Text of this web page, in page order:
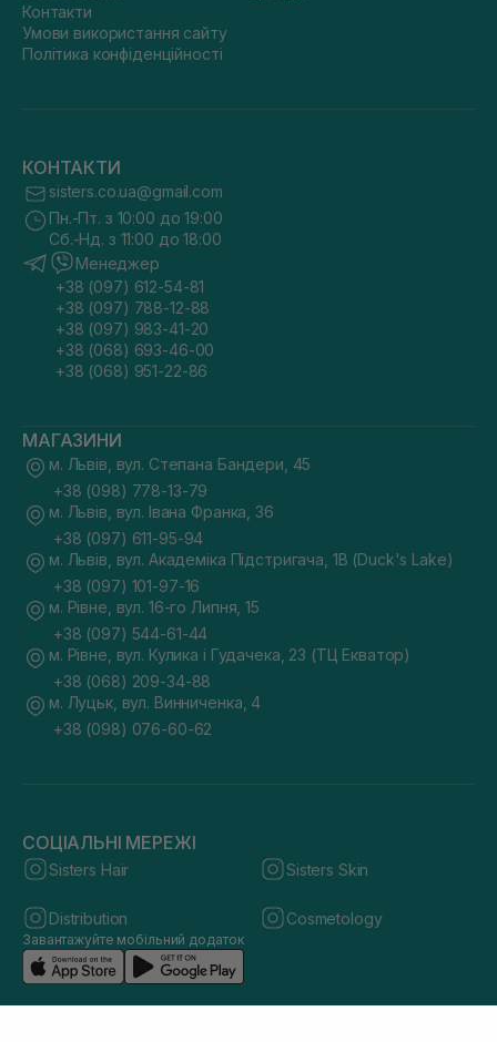
Контакти
Умови використання сайту
Політика конфіденційності
КОНТАКТИ
sisters.co.ua@gmail.com
Пн.-Пт. з 10:00 до 19:00
Сб.-Нд. з 11:00 до 18:00
Менеджер
+38 (097) 612-54-81
+38 (097) 788-12-88
+38 (097) 983-41-20
+38 (068) 693-46-00
+38 (068) 951-22-86
МАГАЗИНИ
м. Львів, вул. Степана Бандери, 45
+38 (098) 778-13-79
м. Львів, вул. Івана Франка, 36
+38 (097) 611-95-94
м. Львів, вул. Академіка Підстригача, 1В (Duck's Lake)
+38 (097) 101-97-16
м. Рівне, вул. 16-го Липня, 15
+38 (097) 544-61-44
м. Рівне, вул. Кулика і Гудачека, 23 (ТЦ Екватор)
+38 (068) 209-34-88
м. Луцьк, вул. Винниченка, 4
+38 (098) 076-60-62
СОЦІАЛЬНІ МЕРЕЖІ
Sisters Hair Sisters Skin
Distribution Cosmetology
Завантажуйте мобільний додаток